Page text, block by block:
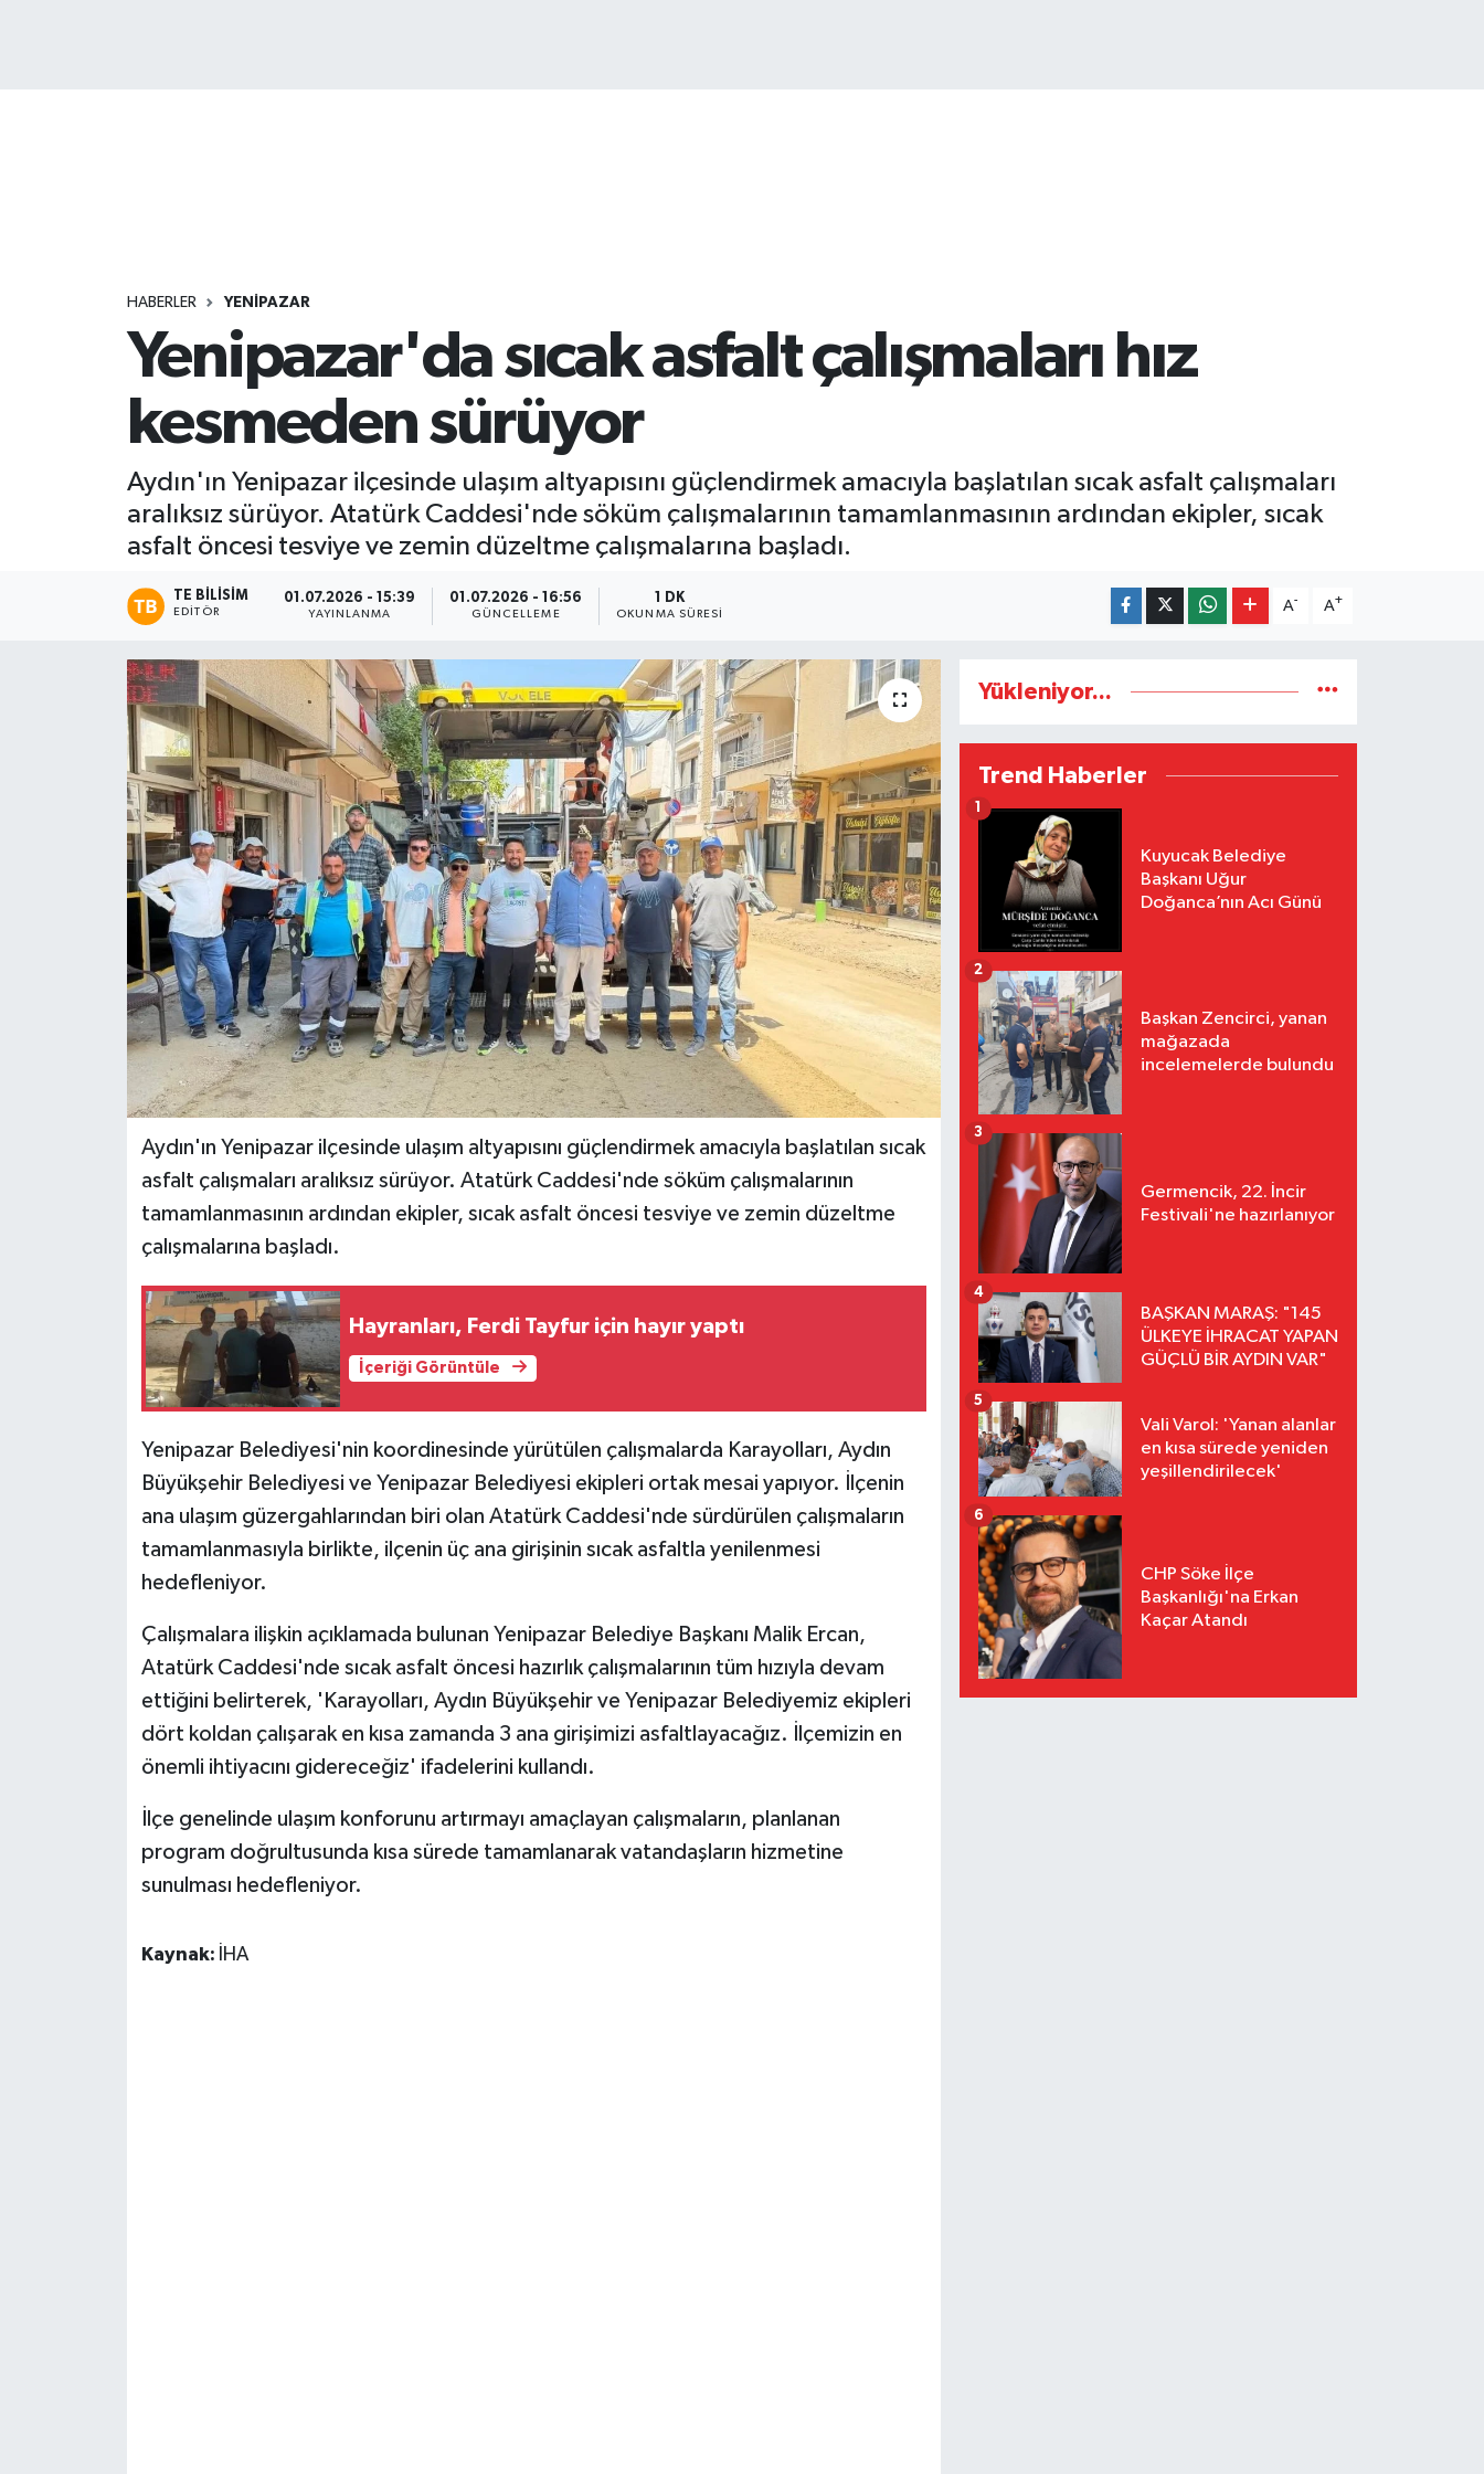
HABERLER YENİPAZAR
Yenipazar'da sıcak asfalt çalışmaları hız
kesmeden sürüyor
Aydın'ın Yenipazar ilçesinde ulaşım altyapısını güçlendirmek amacıyla başlatılan sıcak asfalt çalışmaları
aralıksız sürüyor. Atatürk Caddesi'nde söküm çalışmalarının tamamlanmasının ardından ekipler, sıcak
asfalt öncesi tesviye ve zemin düzeltme çalışmalarına başladı.
TE BILISIM
EDITÖR
01.07.2026 - 15:39
YAYINLANMA
01.07.2026 - 16:56
GÜNCELLEME
1 DK
OKUNMA SÜRESI
A- A+
Aydın'ın Yenipazar ilçesinde ulaşım altyapısını güçlendirmek amacıyla başlatılan sıcak
asfalt çalışmaları aralıksız sürüyor. Atatürk Caddesi'nde söküm çalışmalarının
tamamlanmasının ardından ekipler, sıcak asfalt öncesi tesviye ve zemin düzeltme
çalışmalarına başladı.
Hayranları, Ferdi Tayfur için hayır yaptı
İçeriği Görüntüle
Yenipazar Belediyesi'nin koordinesinde yürütülen çalışmalarda Karayolları, Aydın
Büyükşehir Belediyesi ve Yenipazar Belediyesi ekipleri ortak mesai yapıyor. İlçenin
ana ulaşım güzergahlarından biri olan Atatürk Caddesi'nde sürdürülen çalışmaların
tamamlanmasıyla birlikte, ilçenin üç ana girişinin sıcak asfaltla yenilenmesi
hedefleniyor.
Çalışmalara ilişkin açıklamada bulunan Yenipazar Belediye Başkanı Malik Ercan,
Atatürk Caddesi'nde sıcak asfalt öncesi hazırlık çalışmalarının tüm hızıyla devam
ettiğini belirterek, 'Karayolları, Aydın Büyükşehir ve Yenipazar Belediyemiz ekipleri
dört koldan çalışarak en kısa zamanda 3 ana girişimizi asfaltlayacağız. İlçemizin en
önemli ihtiyacını gidereceğiz' ifadelerini kullandı.
İlçe genelinde ulaşım konforunu artırmayı amaçlayan çalışmaların, planlanan
program doğrultusunda kısa sürede tamamlanarak vatandaşların hizmetine
sunulması hedefleniyor.
Kaynak: İHA
Yükleniyor...
Trend Haberler
Kuyucak Belediye
Başkanı Uğur
Doğanca’nın Acı Günü
1
Başkan Zencirci, yanan
mağazada
incelemelerde bulundu
2
Germencik, 22. İncir
Festivali'ne hazırlanıyor
3
BAŞKAN MARAŞ: "145
ÜLKEYE İHRACAT YAPAN
GÜÇLÜ BİR AYDIN VAR"
4
Vali Varol: 'Yanan alanlar
en kısa sürede yeniden
yeşillendirilecek'
5
CHP Söke İlçe
Başkanlığı'na Erkan
Kaçar Atandı
6